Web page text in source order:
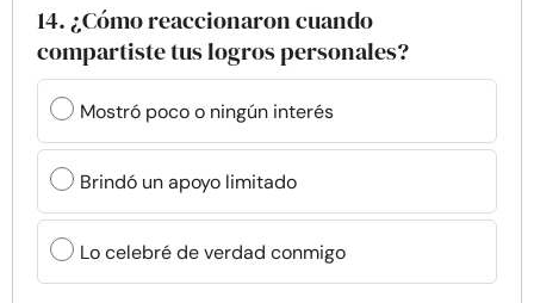
14. ¿Cómo reaccionaron cuando
compartiste tus logros personales?
Mostró poco o ningún interés
Brindó un apoyo limitado
Lo celebré de verdad conmigo